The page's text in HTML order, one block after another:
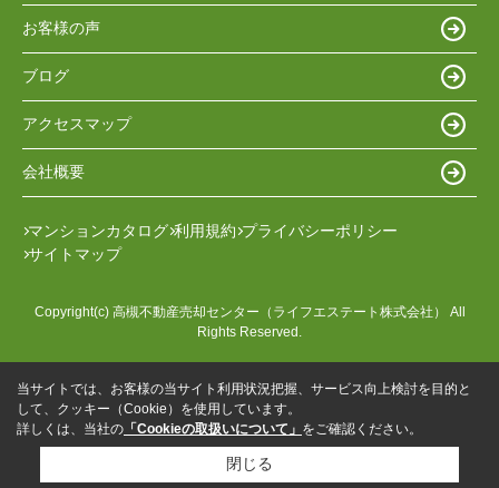
お客様の声
ブログ
アクセスマップ
会社概要
マンションカタログ 利用規約 プライバシーポリシー
サイトマップ
Copyright(c) 高槻不動産売却センター（ライフエステート株式会社） All
Rights Reserved.
当サイトでは、お客様の当サイト利用状況把握、サービス向上検討を目的と
して、クッキー（Cookie）を使用しています。
詳しくは、当社の 「Cookieの取扱いについて」 をご確認ください。
閉じる